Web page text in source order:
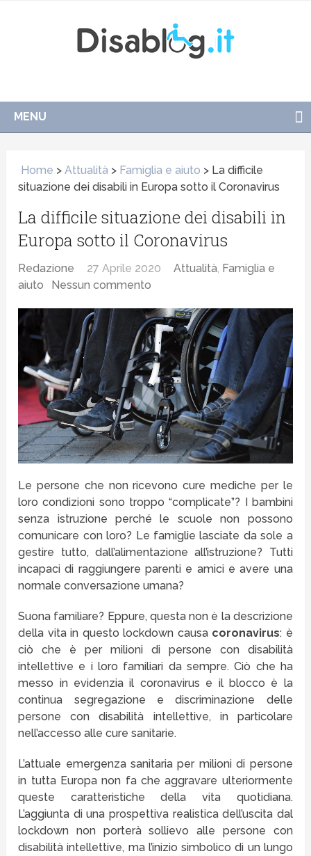
MENU
Home >Attualità > Famiglia e aiuto > La difficile
situazione dei disabili in Europa sotto il Coronavirus
La difficile situazione dei disabili in
Europa sotto il Coronavirus
Redazione 27 Aprile 2020 Attualità, Famiglia e
aiuto
Nessun commento
Le persone che non ricevono cure mediche per le
loro condizioni sono troppo “complicate”? I bambini
senza istruzione perché le scuole non possono
comunicare con loro? Le famiglie lasciate da sole a
gestire tutto, dall’alimentazione all’istruzione? Tutti
incapaci di raggiungere parenti e amici e avere una
normale conversazione umana?
Suona familiare? Eppure, questa non è la descrizione
della vita in questo lockdown causa coronavirus: è
ciò che è per milioni di persone con disabilità
intellettive e i loro familiari da sempre. Ciò che ha
messo in evidenzia il coronavirus e il blocco è la
continua segregazione e discriminazione delle
persone con disabilità intellettive, in particolare
nell’accesso alle cure sanitarie.
L’attuale emergenza sanitaria per milioni di persone
in tutta Europa non fa che aggravare ulteriormente
queste caratteristiche della vita quotidiana.
L’aggiunta di una prospettiva realistica dell’uscita dal
lockdown non porterà sollievo alle persone con
disabilità intellettive, ma l’inizio simbolico di un lungo